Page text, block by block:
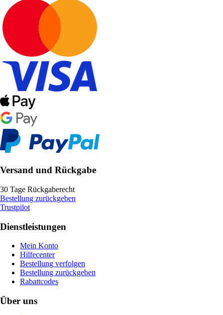
Versand und Rückgabe
30 Tage Rückgaberecht
Bestellung zurückgeben
Trustpilot
Dienstleistungen
Mein Konto
Hilfecenter
Bestellung verfolgen
Bestellung zurückgeben
Rabattcodes
Über uns